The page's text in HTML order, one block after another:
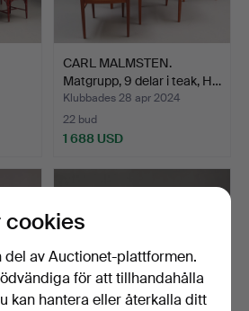
CARL MALMSTEN.
Matgrupp, 9 delar i teak, H…
Klubbades 28 apr 2024
22 bud
1 688 USD
cookies
del av Auctionet-plattformen.
för att tillhandahålla
kan hantera eller återkalla ditt